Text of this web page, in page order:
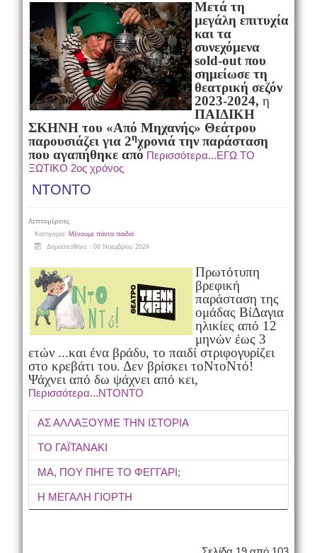
Μετά τη
μεγάλη επιτυχία
και τα
συνεχόμενα
sold-outπου
σημείωσε τη
θεατρική σεζόν
2023-2024, η
ΠΑΙΔΙΚΗ
ΣΚΗΝΗ του «Από Μηχανής» Θεάτρου
παρουσιάζει για 2ηχρονιά την παράσταση
που αγαπήθηκε από Περισσότερα...ΕΓΩ ΤΟ
ΞΩΤΙΚΟ 2ος χρόνος
ΝΤΟΝΤΟ
Λεπτομέρειες
Κατηγορία: Μένουμε πάντα παιδιά
Δημοσιεύθηκε : 09 Νοεμβρίου 2024
Πρωτότυπη
βρεφική
παράσταση της
ομάδας ΒίΔαγια
ηλικίες από 12
μηνών έως 3
ετών ...και ένα βράδυ, το παιδί στριφογυρίζει
στο κρεβάτι του. Δεν βρίσκει τοΝτοΝτό!
Ψάχνει από δω ψάχνει από κει,
Περισσότερα...ΝΤΟΝΤΟ
ΑΣ ΑΛΛΑΞΟΥΜΕ ΤΗΝ ΙΣΤΟΡΙΑ
ΤΟ ΓΑΪΤΑΝΑΚΙ
ΜΑ, ΠΟΥ ΠΗΓΕ ΤΟ ΦΕΓΓΑΡΙ;
Η ΜΕΓΑΛΗ ΓΙΟΡΤΗ